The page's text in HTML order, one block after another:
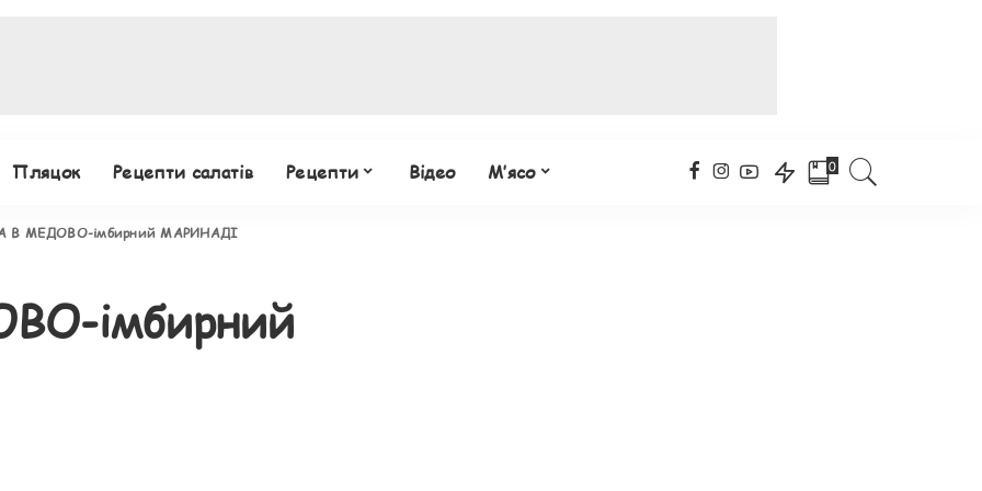
Пляцок Рецепти салатів Рецепти Відео М’ясо 0
В МЕДОВО-імбирний МАРИНАДІ
імбирний